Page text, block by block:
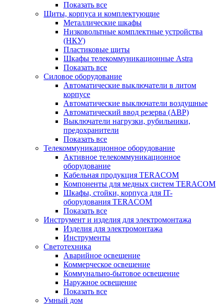
Показать все
Щиты, корпуса и комплектующие
Металлические шкафы
Низковольтные комплектные устройства
(НКУ)
Пластиковые щиты
Шкафы телекоммуникационные Astra
Показать все
Силовое оборудование
Автоматические выключатели в литом
корпусе
Автоматические выключатели воздушные
Автоматический ввод резерва (АВР)
Выключатели нагрузки, рубильники,
предохранители
Показать все
Телекоммуникационное оборудование
Активное телекоммуникационное
оборудование
Кабельная продукция TERACOM
Компоненты для медных систем TERACOM
Шкафы, стойки, корпуса для IT-
оборудования TERACOM
Показать все
Инструмент и изделия для электромонтажа
Изделия для электромонтажа
Инструменты
Светотехника
Аварийное освещение
Коммерческое освещение
Коммунально-бытовое освещение
Наружное освещение
Показать все
Умный дом